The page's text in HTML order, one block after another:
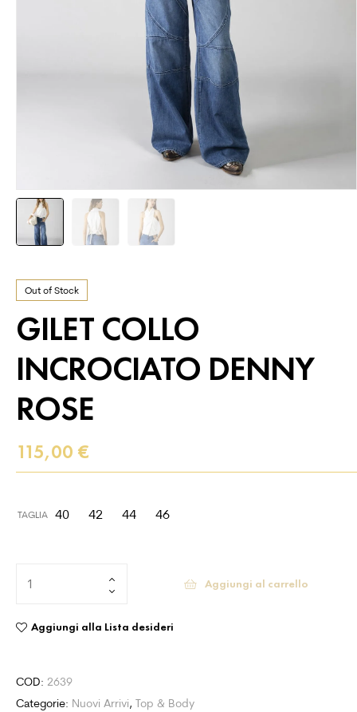
Out of Stock
GILET COLLO
INCROCIATO DENNY
ROSE
115,00 €
TAGLIA 40 42 44 46
Aggiungi al carrello
Aggiungi alla Lista desideri
COD: 2639
Categorie: Nuovi Arrivi, Top & Body